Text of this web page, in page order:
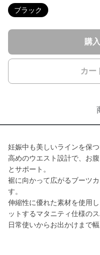
ブラック
購
カー
妊娠中も美しいラインを保
高めのウエスト設計で、お
とサポート。
裾に向かって広がるブーツ
す。
伸縮性に優れた素材を使用
ットするマタニティ仕様のス
日常使いからお出かけまで幅